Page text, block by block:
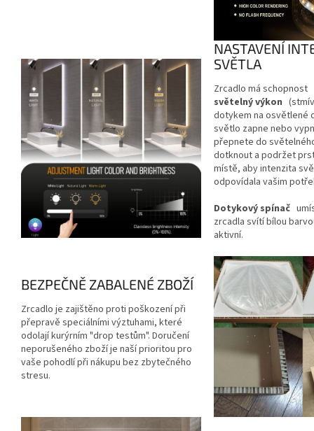
NASTAVENÍ
SVĚTLA
Zrcadlo má schopnost
světelný výkon
dotykem na osvětlené
světlo zapne nebo
přepnete do
dotknout a podržet
místě, aby intenzita
odpovídala vašim
Dotykový spínač
zrcadla svítí bílou
aktivní.
BEZPEČNĚ ZABALENÉ ZBOŽÍ
Zrcadlo je zajištěno proti poškození při
přepravě speciálními výztuhami, které
odolají kurýrním "drop testům". Doručení
neporušeného zboží je naší prioritou pro
vaše pohodlí při nákupu bez zbytečného
stresu.